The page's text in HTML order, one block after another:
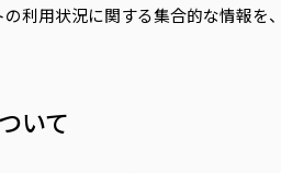
利用状況に関する集合的な情報を
いて